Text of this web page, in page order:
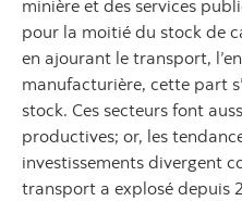
minière et des services
pour la moitié du stock de
en ajourant le transport,
manufacturière, cette part
stock. Ces secteurs font
productives; or, les
investissements divergent
transport a explosé depuis